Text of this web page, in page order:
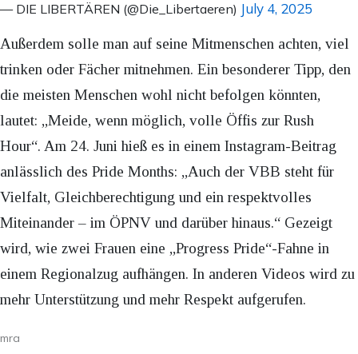
— DIE LIBERTÄREN (@Die_Libertaeren) July 4, 2025
Außerdem solle man auf seine Mitmenschen achten, viel
trinken oder Fächer mitnehmen. Ein besonderer Tipp, den
die meisten Menschen wohl nicht befolgen könnten,
lautet: „Meide, wenn möglich, volle Öffis zur Rush
Hour“. Am 24. Juni hieß es in einem Instagram-Beitrag
anlässlich des Pride Months: „Auch der VBB steht für
Vielfalt, Gleichberechtigung und ein respektvolles
Miteinander – im ÖPNV und darüber hinaus.“ Gezeigt
wird, wie zwei Frauen eine „Progress Pride“-Fahne in
einem Regionalzug aufhängen. In anderen Videos wird zu
mehr Unterstützung und mehr Respekt aufgerufen.
mra